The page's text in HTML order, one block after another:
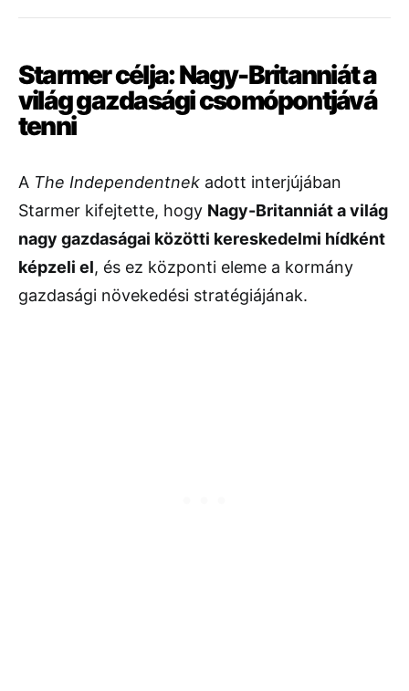
Starmercélja:Nagy-Britanniáta
világgazdaságicsomópontjává
tenni
A The Independentnek adott interjújában
Starmer kifejtette, hogy Nagy-Britanniátavilág
nagy gazdaságai közötti kereskedelmi hídként
képzeli el, és ez központi eleme a kormány
gazdasági növekedési stratégiájának.